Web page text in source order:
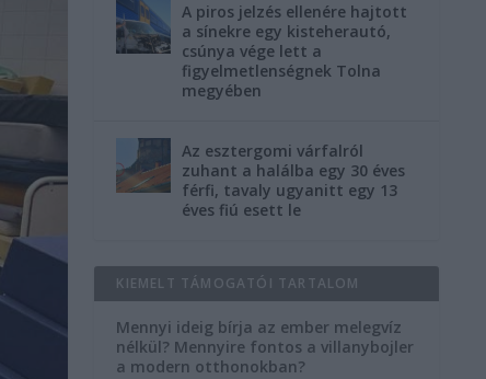
A piros jelzés ellenére hajtott
a sínekre egy kisteherautó,
csúnya vége lett a
figyelmetlenségnek Tolna
megyében
Az esztergomi várfalról
zuhant a halálba egy 30 éves
férfi, tavaly ugyanitt egy 13
éves fiú esett le
KIEMELT TÁMOGATÓI TARTALOM
Mennyi ideig bírja az ember melegvíz
nélkül? Mennyire fontos a villanybojler
a modern otthonokban?